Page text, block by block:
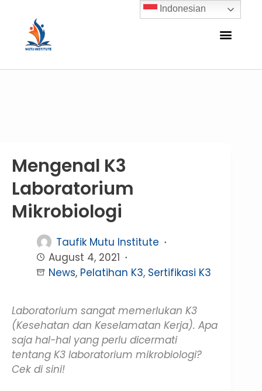
Mengenal K3
Laboratorium
Mikrobiologi
Taufik Mutu Institute
August 4, 2021
News, Pelatihan K3, Sertifikasi K3
Laboratorium sangat memerlukan K3
(Kesehatan dan Keselamatan Kerja). Apa
saja hal-hal yang perlu dicermati
tentang K3 laboratorium mikrobiologi?
Cek di sini!
Indonesian